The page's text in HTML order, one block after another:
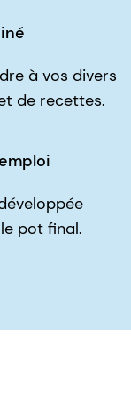
à vos divers
de recettes.
pot final.